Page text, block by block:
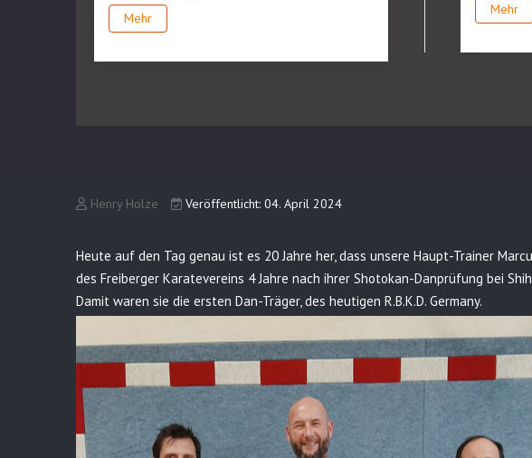
Mehr
Mehr
Henry Holze Veröffentlicht: 04. April 2024
Heute auf den Tag genau ist es 20 Jahre her, dass unsere Haupt-Trainer
des Freiberger Karatevereins 4 Jahre nach ihrer Shotokan-Danprüfung bei
Damit waren sie die ersten Dan-Träger, des heutigen R.B.K.D. Germany.